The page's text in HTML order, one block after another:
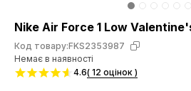
Nike Air Force 1 Low
Код товару:FKS2353987
Немає в наявності
4.6( 12 оцінок )